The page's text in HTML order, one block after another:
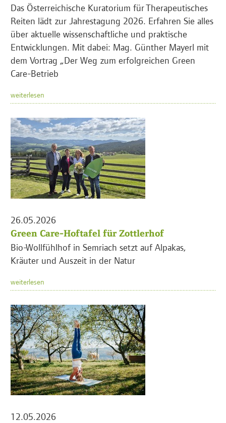
Das Österreichische Kuratorium für Therapeutisches
Reiten lädt zur Jahrestagung 2026. Erfahren Sie alles
über aktuelle wissenschaftliche und praktische
Entwicklungen. Mit dabei: Mag. Günther Mayerl mit
dem Vortrag „Der Weg zum erfolgreichen Green
Care-Betrieb
weiterlesen
26.05.2026
Green Care-Hoftafel für Zottlerhof
Bio-Wollfühlhof in Semriach setzt auf Alpakas,
Kräuter und Auszeit in der Natur
weiterlesen
12.05.2026